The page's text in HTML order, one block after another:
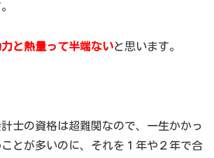
と熱量って半端ないと思います。
士の資格は超難関なので、一生かかっ
とが多いのに、それを１年や２年で合